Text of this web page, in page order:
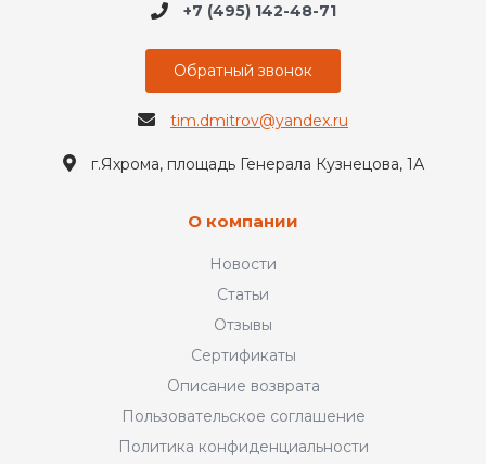
+7 (495) 142-48-71
Обратный звонок
tim.dmitrov@yandex.ru
г.Яхрома, площадь Генерала Кузнецова, 1А
О компании
Новости
Статьи
Отзывы
Сертификаты
Описание возврата
Пользовательское соглашение
Политика конфиденциальности